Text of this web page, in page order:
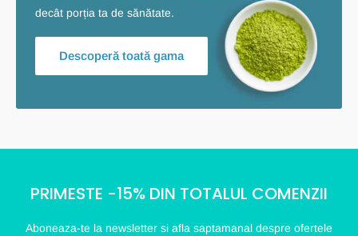
decât porția ta de sănătate.
Descoperă toată gama
PRIMESTE -15% DIN TOTALUL COMENZII
Aboneaza-te la newsletter si afla saptamanal despre ofertele